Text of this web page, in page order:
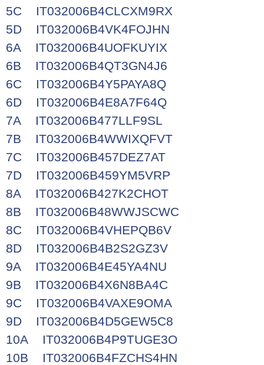
5C IT032006B4CLCXM9RX
5D IT032006B4VK4FOJHN
6A IT032006B4UOFKUYIX
6B IT032006B4QT3GN4J6
6C IT032006B4Y5PAYA8Q
6D IT032006B4E8A7F64Q
7A IT032006B477LLF9SL
7B IT032006B4WWIXQFVT
7C IT032006B457DEZ7AT
7D IT032006B459YM5VRP
8A IT032006B427K2CHOT
8B IT032006B48WWJSCWC
8C IT032006B4VHEPQB6V
8D IT032006B4B2S2GZ3V
9A IT032006B4E45YA4NU
9B IT032006B4X6N8BA4C
9C IT032006B4VAXE9OMA
9D IT032006B4D5GEW5C8
10A IT032006B4P9TUGE3O
10B IT032006B4FZCHS4HN